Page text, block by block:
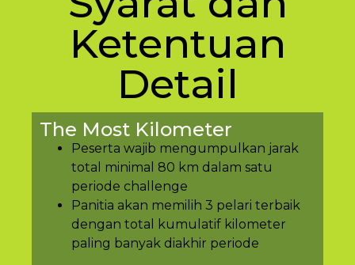
Ketentuan
Detail
The Most Kilometer
Peserta wajib mengumpulkan jarak
total minimal 80 km dalam satu
periode challenge
Panitia akan memilih 3 pelari terbaik
dengan total kumulatif kilometer
paling banyak diakhir periode